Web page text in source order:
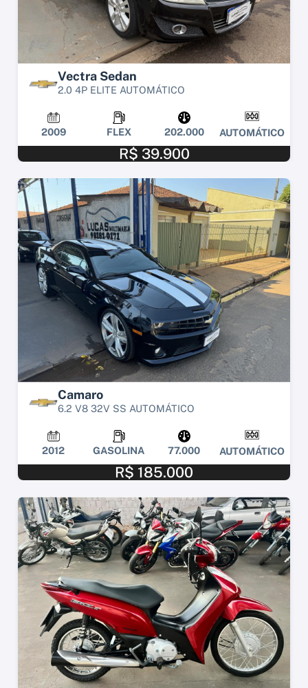
Vectra Sedan
2.0 4P ELITE AUTOMÁTICO
2009 FLEX 202.000 AUTOMÁTICO
R$ 39.900
Camaro
6.2 V8 32V SS AUTOMÁTICO
2012 GASOLINA 77.000 AUTOMÁTICO
R$ 185.000